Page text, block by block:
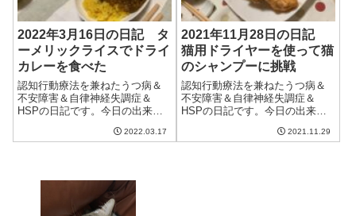
2022年3月16日の日記 タ
ーメリックライスでドライ
カレーを食べた
認知行動療法を兼ねたうつ病＆
不安障害＆自律神経失調症＆
HSPの日記です。今日の出来事
物は乾いたし、エアコンも朝だ
た。もう少しかな。...
2022.03.17
2021年11月28日の日記
猫用ドライヤーを使って猫
のシャンプーに挑戦
認知行動療法を兼ねたうつ病＆
不安障害＆自律神経失調症＆
HSPの日記です。今日の出来事
に空気が冷たくなっているのを
2021.11.29